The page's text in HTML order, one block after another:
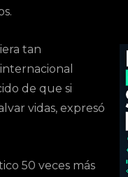
tan
de que si
vidas, expresó
50 veces más